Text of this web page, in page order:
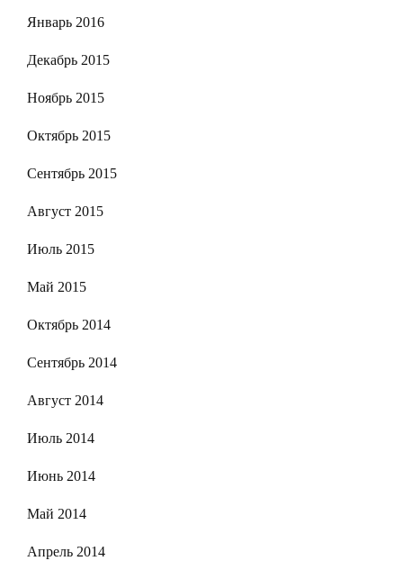
Январь 2016
Декабрь 2015
Ноябрь 2015
Октябрь 2015
Сентябрь 2015
Август 2015
Июль 2015
Май 2015
Октябрь 2014
Сентябрь 2014
Август 2014
Июль 2014
Июнь 2014
Май 2014
Апрель 2014